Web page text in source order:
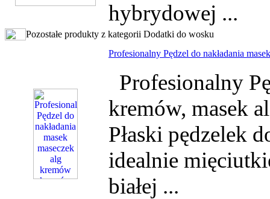
hybrydowej ...
Pozostałe produkty z kategorii Dodatki do wosku
Profesionalny Pędzel do nakładania
Profesionalny
kremów, masek
Płaski pędzelek
idealnie
białej ...